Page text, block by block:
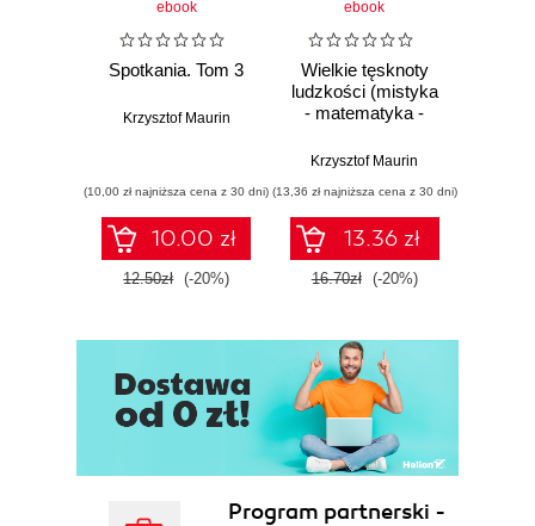
ebook
Spotkania. Tom 3
Krzysztof Maurin
(10,00 zł najniższa cena z 30 dni)
10.00 zł
12.50zł (-20%)
ebook
Wielkie tęsknoty
ludzkości (mistyka
- matematyka -
Krzysztof Maurin
(13,36 zł najniższa cena z 30 dni)
13.36 zł
16.70zł (-20%)
Program partnerski -